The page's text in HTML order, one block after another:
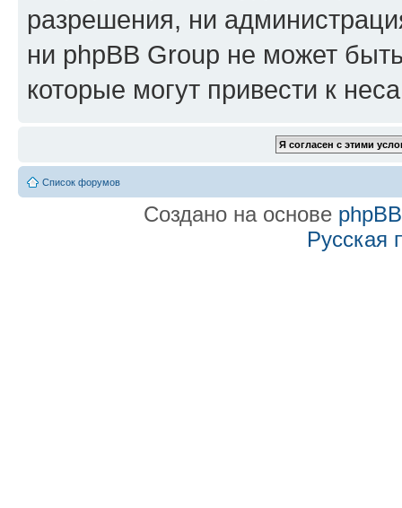
разрешения, ни
ни phpBB Group не может
которые могут привести к
Список форумов
Создано на основе phpBB
Русская